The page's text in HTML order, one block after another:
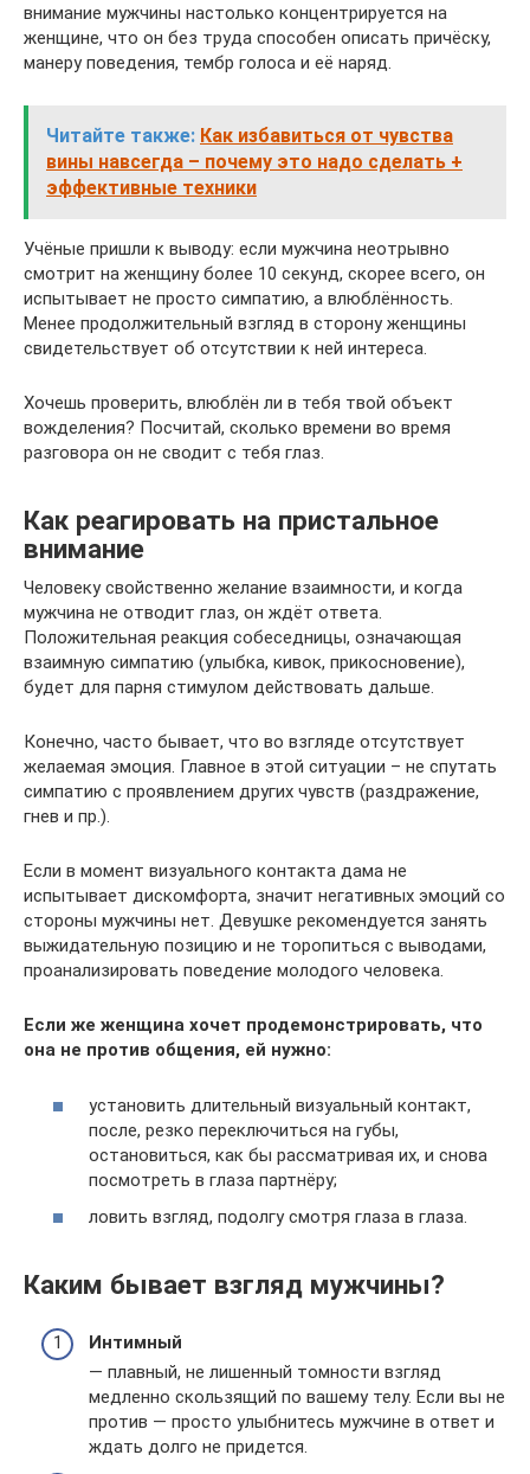
внимание мужчины настолько концентрируется на
женщине, что он без труда способен описать причёску,
манеру поведения, тембр голоса и её наряд.
Читайте также: Как избавиться от чувства
вины навсегда – почему это надо сделать +
эффективные техники
Учёные пришли к выводу: если мужчина неотрывно
смотрит на женщину более 10 секунд, скорее всего, он
испытывает не просто симпатию, а влюблённость.
Менее продолжительный взгляд в сторону женщины
свидетельствует об отсутствии к ней интереса.
Хочешь проверить, влюблён ли в тебя твой объект
вожделения? Посчитай, сколько времени во время
разговора он не сводит с тебя глаз.
Как реагировать на пристальное
внимание
Человеку свойственно желание взаимности, и когда
мужчина не отводит глаз, он ждёт ответа.
Положительная реакция собеседницы, означающая
взаимную симпатию (улыбка, кивок, прикосновение),
будет для парня стимулом действовать дальше.
Конечно, часто бывает, что во взгляде отсутствует
желаемая эмоция. Главное в этой ситуации – не спутать
симпатию с проявлением других чувств (раздражение,
гнев и пр.).
Если в момент визуального контакта дама не
испытывает дискомфорта, значит негативных эмоций со
стороны мужчины нет. Девушке рекомендуется занять
выжидательную позицию и не торопиться с выводами,
проанализировать поведение молодого человека.
Если же женщина хочет продемонстрировать, что
она не против общения, ей нужно:
установить длительный визуальный контакт,
после, резко переключиться на губы,
остановиться, как бы рассматривая их, и снова
посмотреть в глаза партнёру;
ловить взгляд, подолгу смотря глаза в глаза.
Каким бывает взгляд мужчины?
Интимный
— плавный, не лишенный томности взгляд
медленно скользящий по вашему телу. Если вы не
против — просто улыбнитесь мужчине в ответ и
ждать долго не придется.